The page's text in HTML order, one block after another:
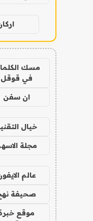
مسك
في قوقل
ان سفن
خيال
مجلة
عالم
صحيفة
موقع